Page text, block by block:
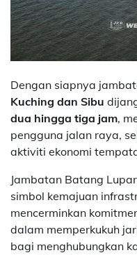
Dengan siapnya
Kuching dan Sibu
dua hingga tiga jam,
pengguna jalan raya,
aktiviti ekonomi
Jambatan Batang
simbol kemajuan
mencerminkan
dalam memperkukuh
bagi menghubungkan